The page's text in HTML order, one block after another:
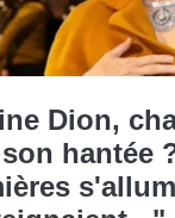
Dion,
hantée